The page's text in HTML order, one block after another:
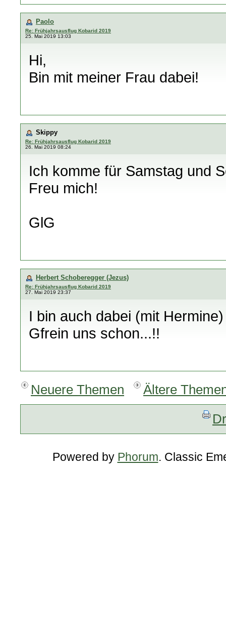
Paolo
Re: Frühjahrsausflug Kobarid 2019
25. Mai 2019 13:03
Hi,
Bin mit meiner Frau dabei!
Skippy
Re: Frühjahrsausflug Kobarid 2019
26. Mai 2019 08:24
Ich komme für Samstag und
Freu mich!
GlG
Herbert Schoberegger (Jezus)
Re: Frühjahrsausflug Kobarid 2019
27. Mai 2019 23:37
I bin auch dabei (mit
Gfrein uns schon...!!
Neuere Themen
Ältere
Powered by Phorum. Classic